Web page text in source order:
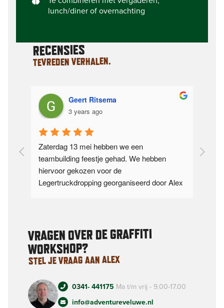
lunch/diner of overnachting
RECENSIES
TEVREDEN VERHALEN.
Geert Ritsema
3 years ago
Zaterdag 13 mei hebben we een
teambuilding feestje gehad. We hebben
hiervoor gekozen voor de
Legertruckdropping georganiseerd door Alex
VRAGEN OVER DE GRAFFITI
WORKSHOP?
STEL JE VRAAG AAN ALEX
0341- 441175 Ma t/m vrij - 9.00-17.00
info@adventureveluwe.nl